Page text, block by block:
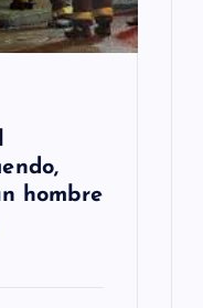
hombre